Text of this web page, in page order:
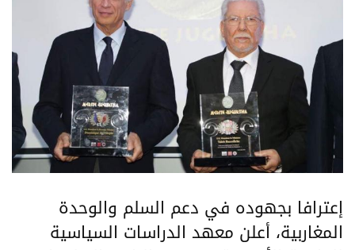
إعترافا بجهوده في دعم السلم والوحدة
المغاربية، أعلن معهد الدراسات السياسية